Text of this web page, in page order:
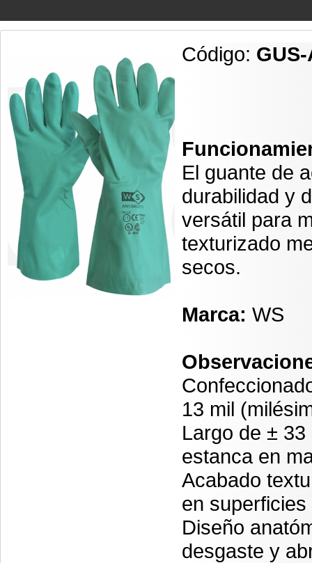
Código:
El guante de
durabilidad y
versátil para
texturizado
secos.
Marca: WS
13 mil
Largo de ±
estanca en
Acabado
en
Diseño
desgaste y